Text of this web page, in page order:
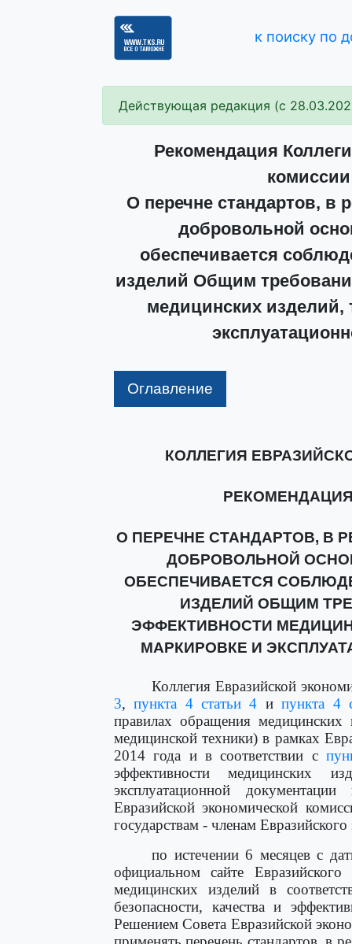
к поиску по
Действующая редакция (с
Рекомендация
комиссии
О перечне стандартов, в
добровольной
обеспечивается
изделий Общим
медицинских изделий,
Оглавление
КОЛЛЕГИЯ
РЕКОМЕНДАЦИЯ
О ПЕРЕЧНЕ СТАНДАРТОВ, В
ДОБРОВОЛЬНОЙ
ОБЕСПЕЧИВАЕТСЯ
ИЗДЕЛИЙ ОБЩИМ
ЭФФЕКТИВНОСТИ
МАРКИРОВКЕ И
Коллегия Евразийской
3,пункта 4 статьи 4 ипункта 4
правилах обращения медицинских
медицинской техники) в рамках
2014 года и в соответствии с
эффективности медицинских
эксплуатационной
Евразийской экономической
государствам - членам
по истечении 6 месяцев с
официальном сайте
медицинских изделий в
безопасности, качества и
Решением Совета Евразийской